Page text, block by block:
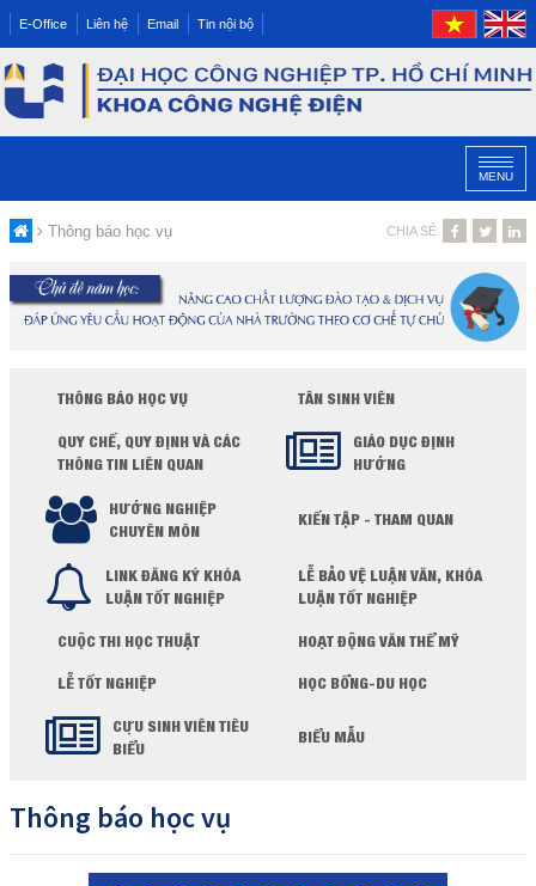
E-Office Liên hệ Email Tin nội bộ
MENU
Thông báo học vụ CHIA SẺ
THÔNG BÁO HỌC VỤ TÂN SINH VIÊN
QUY CHẾ, QUY ĐỊNH VÀ CÁC
THÔNG TIN LIÊN QUAN
GIÁO DỤC ĐỊNH
HƯỚNG
HƯỚNG NGHIỆP
CHUYÊN MÔN
KIẾN TẬP - THAM QUAN
LINK ĐĂNG KÝ KHÓA
LUẬN TỐT NGHIỆP
LỄ BẢO VỆ LUẬN VĂN, KHÓA
LUẬN TỐT NGHIỆP
CUỘC THI HỌC THUẬT HOẠT ĐỘNG VĂN THỂ MỸ
LỄ TỐT NGHIỆP HỌC BỔNG-DU HỌC
CỰU SINH VIÊN TIÊU
BIỂU
BIỂU MẪU
Thông báo học vụ